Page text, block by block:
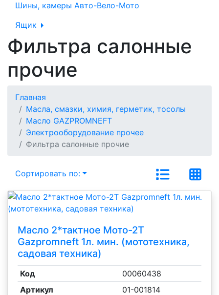
Шины, камеры Авто-Вело-Мото
Ящик
Фильтра салонные
прочие
Главная
Масла, смазки, химия, герметик, тосолы
Масло GAZPROMNEFT
Электрооборудование прочее
Фильтра салонные прочие
Сортировать по:
Масло 2*тактное Мото-2Т
Gazpromneft 1л. мин. (мототехника,
садовая техника)
Код
00060438
Артикул
01-001814